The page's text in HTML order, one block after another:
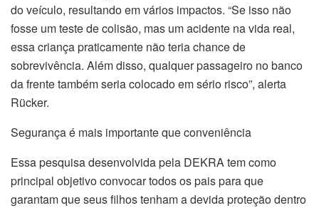
do veículo, resultando em vários impactos. “Se isso não
fosse um teste de colisão, mas um acidente na vida real,
essa criança praticamente não teria chance de
sobrevivência. Além disso, qualquer passageiro no banco
da frente também seria colocado em sério risco”, alerta
Rücker.
Segurança é mais importante que conveniência
Essa pesquisa desenvolvida pela DEKRA tem como
principal objetivo convocar todos os pais para que
garantam que seus filhos tenham a devida proteção dentro